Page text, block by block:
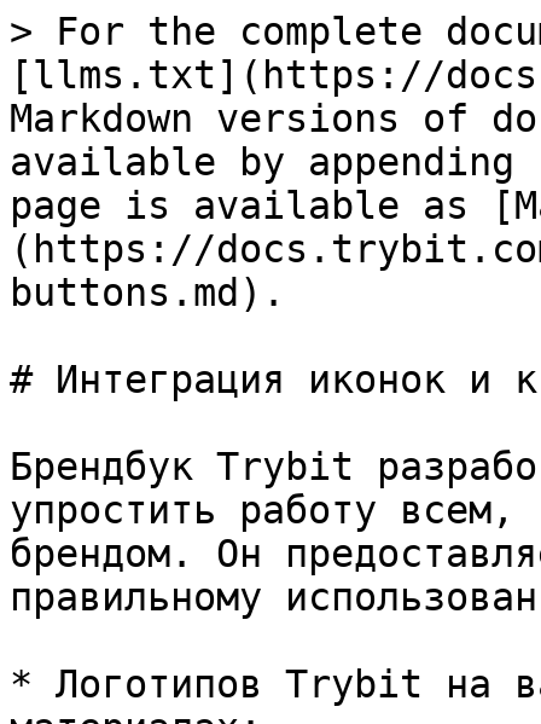
> For the complete
[llms.txt](https://
Markdown versions of
available by
page is available as
(https://
buttons.md).
# Интеграция иконок и
Брендбук Trybit
упростить работу всем,
брендом. Он
правильному
* Логотипов Trybit на